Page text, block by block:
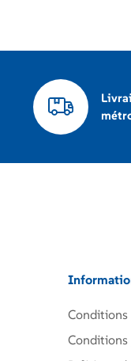
Conditions
Conditions